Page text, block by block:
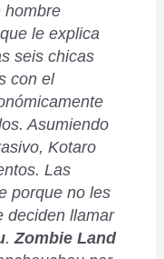
hombre
le explica
seis chicas
con el
Asumiendo
Kotaro
Las
porque no les
deciden llamar
.Zombie Land